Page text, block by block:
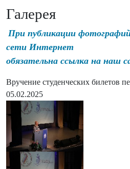
Галерея
При публикации фотографий
сети Интернет
обязательна ссылка на наш
Вручение студенческих
05.02.2025